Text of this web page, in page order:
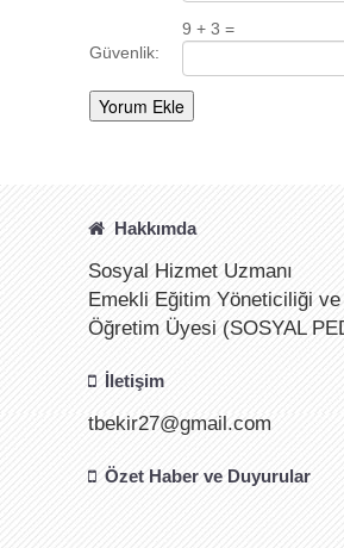
Güvenlik:
9 + 3 =
Hakkımda
Sosyal Hizmet Uzmanı
Emekli Eğitim Yöneticiliği
Öğretim Üyesi (SOSYAL
İletişim
tbekir27@gmail.com
Özet Haber ve Duyurular